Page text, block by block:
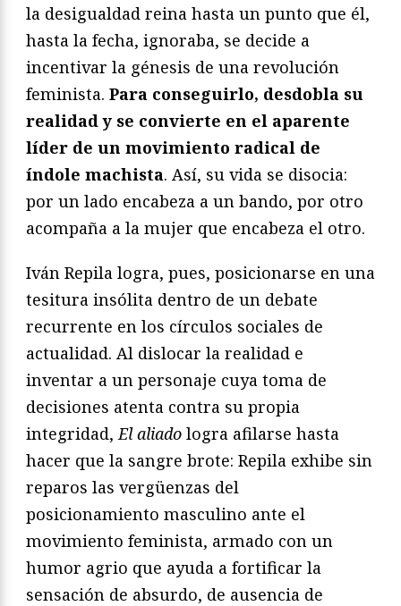
la desigualdad reina hasta un punto que él,
hasta la fecha, ignoraba, se decide a
incentivar la génesis de una revolución
feminista. Para conseguirlo, desdobla su
realidad y se convierte en el aparente
líder de un movimiento radical de
índole machista. Así, su vida se disocia:
por un lado encabeza a un bando, por otro
acompaña a la mujer que encabeza el otro.
Iván Repila logra, pues, posicionarse en una
tesitura insólita dentro de un debate
recurrente en los círculos sociales de
actualidad. Al dislocar la realidad e
inventar a un personaje cuya toma de
decisiones atenta contra su propia
integridad, El aliado logra afilarse hasta
hacer que la sangre brote: Repila exhibe sin
reparos las vergüenzas del
posicionamiento masculino ante el
movimiento feminista, armado con un
humor agrio que ayuda a fortificar la
sensación de absurdo, de ausencia de